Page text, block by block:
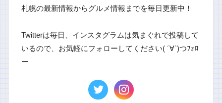
札幌の最新情報からグルメ情報までを毎日更新中！
Twitterは毎日、インスタグラムは気まぐれで投稿して
いるので、お気軽にフォローしてください( ´∀`)つﾌｫﾛ
ー